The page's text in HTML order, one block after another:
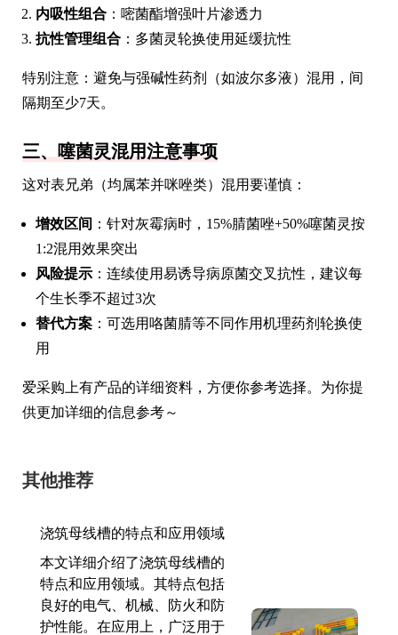
内吸性组合 ：嘧菌酯增强叶片渗透力
抗性管理组合 ：多菌灵轮换使用延缓抗性
特别注意：避免与强碱性药剂（如波尔多液）混用，间
隔期至少7天。
三、噻菌灵混用注意事项
这对表兄弟（均属苯并咪唑类）混用要谨慎：
增效区间 ：针对灰霉病时，15%腈菌唑+50%噻菌灵按
1:2混用效果突出
风险提示 ：连续使用易诱导病原菌交叉抗性，建议每
个生长季不超过3次
替代方案 ：可选用咯菌腈等不同作用机理药剂轮换使
用
爱采购上有产品的详细资料，方便你参考选择。为你提
供更加详细的信息参考～
其他推荐
浇筑母线槽的特点和应用领域
本文详细介绍了浇筑母线槽的
特点和应用领域。其特点包括
良好的电气、机械、防火和防
护性能。在应用上，广泛用于